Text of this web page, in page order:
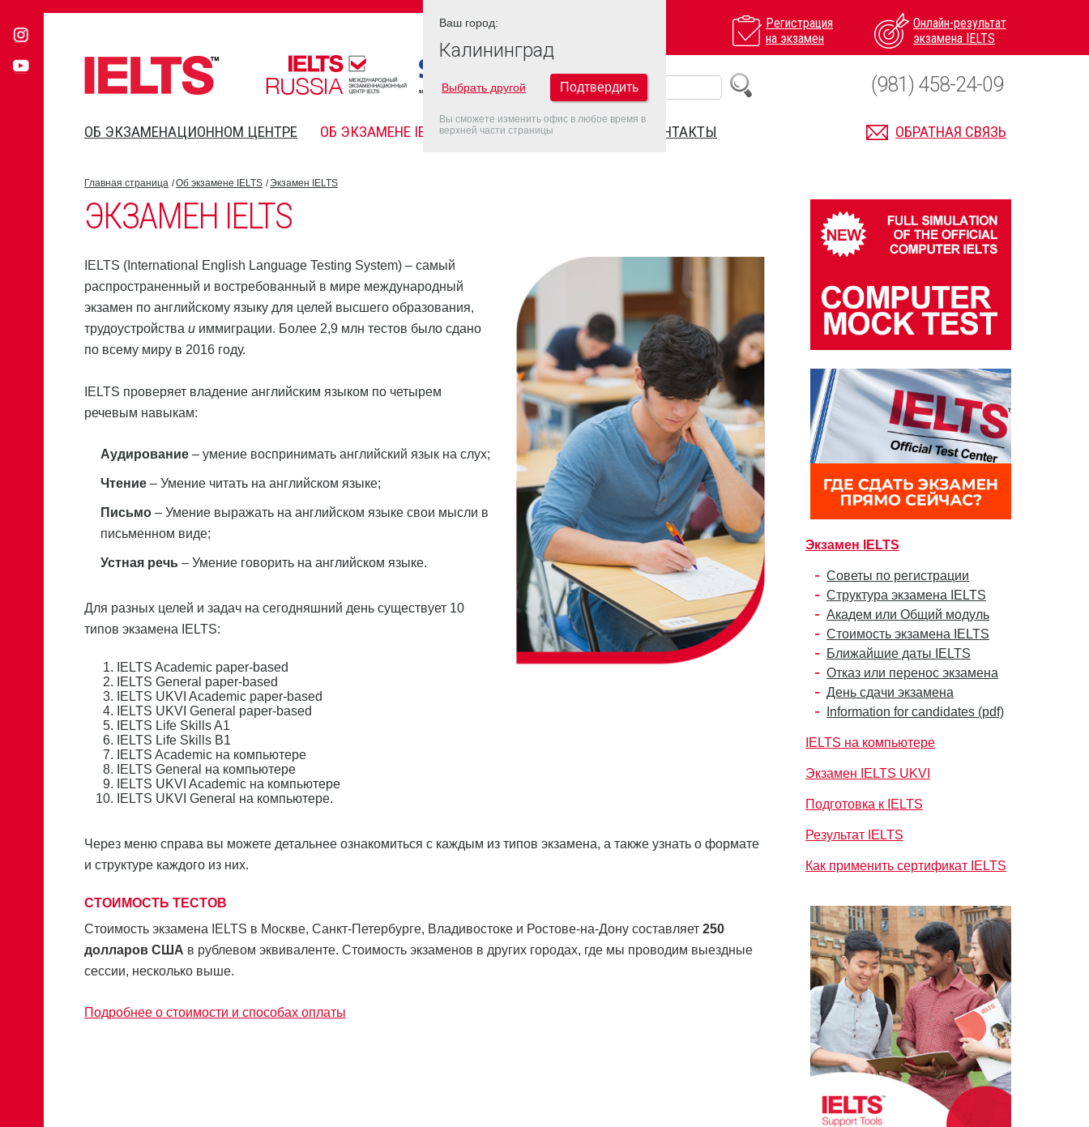
Регистрация
на экзамен
Онлайн-результат
экзамена IELTS
ОБ ЭКЗАМЕНАЦИОННОМ ЦЕНТРЕ ОБ ЭКЗАМЕНЕ IELTS FAQ ДАТЫ IELTS 2022 КОНТАКТЫ ОБРАТНАЯ СВЯЗЬ
(981) 458-24-09
Главная страница Об экзамене IELTS Экзамен IELTS
ЭКЗАМЕН IELTS
IELTS (International English Language Testing System) – самый
распространенный и востребованный в мире международный
экзамен по английскому языку для целей высшего образования,
трудоустройства и иммиграции. Более 2,9 млн тестов было сдано
по всему миру в 2016 году.
IELTS проверяет владение английским языком по четырем
речевым навыкам:
Аудирование – умение воспринимать английский язык на слух;
Чтение – Умение читать на английском языке;
Письмо – Умение выражать на английском языке свои мысли в
письменном виде;
Устная речь – Умение говорить на английском языке.
Для разных целей и задач на сегодняшний день существует 10
типов экзамена IELTS:
IELTS Academic paper-based
IELTS General paper-based
IELTS UKVI Academic paper-based
IELTS UKVI General paper-based
IELTS Life Skills A1
IELTS Life Skills B1
IELTS Academic на компьютере
IELTS General на компьютере
IELTS UKVI Academic на компьютере
IELTS UKVI General на компьютере.
Через меню справа вы можете детальнее ознакомиться с каждым из типов экзамена, а также узнать о формате
и структуре каждого из них.
СТОИМОСТЬ ТЕСТОВ
Стоимость экзамена IELTS в Москве, Санкт-Петербурге, Владивостоке и Ростове-на-Дону составляет 250
долларов США в рублевом эквиваленте. Стоимость экзаменов в других городах, где мы проводим выездные
сессии, несколько выше.
Подробнее о стоимости и способах оплаты
Экзамен IELTS
Советы по регистрации
Структура экзамена IELTS
Академ или Общий модуль
Стоимость экзамена IELTS
Ближайшие даты IELTS
Отказ или перенос экзамена
День сдачи экзамена
Information for candidates (pdf)
IELTS на компьютере
Экзамен IELTS UKVI
Подготовка к IELTS
Результат IELTS
Как применить сертификат IELTS
Ваш город:
Калининград
Выбрать другой Подтвердить
Вы сможете изменить офис в любое время в
верхней части страницы